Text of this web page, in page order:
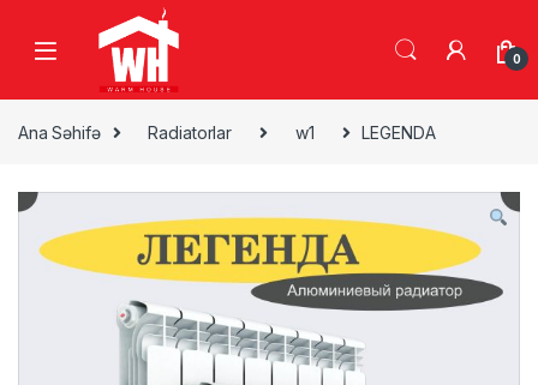
Skip to navigation
0
Ana Səhifə Radiatorlar w1 LEGENDA